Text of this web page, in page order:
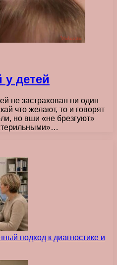
детей
не застрахован ни один
что желают, то и говорят
но вши «не брезгуют»
подход к диагностике и